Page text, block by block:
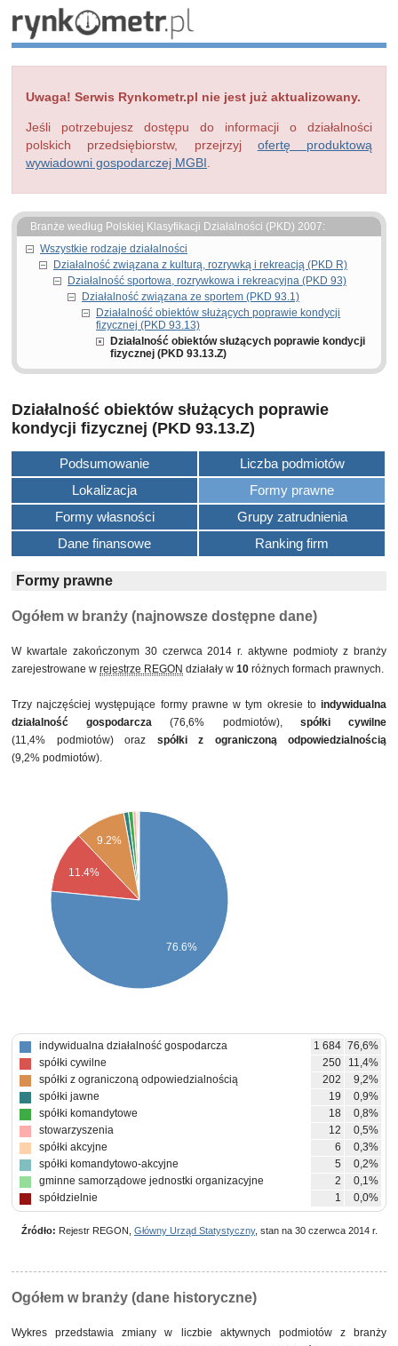
Uwaga! Serwis Rynkometr.pl nie jest już aktualizowany.
Jeśli potrzebujesz dostępu do informacji o działalności
polskich przedsiębiorstw, przejrzyj ofertę produktową
wywiadowni gospodarczej MGBI
Branże według Polskiej Klasyfikacji Działalności (PKD) 2007:
Wszystkie rodzaje działalności
Działalność związana z kulturą, rozrywką i rekreacją (PKD R)
Działalność sportowa, rozrywkowa i rekreacyjna (PKD 93)
Działalność związana ze sportem (PKD 93.1)
Działalność obiektów służących poprawie kondycji
fizycznej (PKD 93.13)
Działalność obiektów służących poprawie kondycji
fizycznej (PKD 93.13.Z)
Działalność obiektów służących poprawie
kondycji fizycznej (PKD 93.13.Z)
Podsumowanie
Liczba podmiotów
Lokalizacja
Formy prawne
Formy własności
Grupy zatrudnienia
Dane finansowe
Ranking firm
Formy prawne
Ogółem w branży (najnowsze dostępne dane)
W kwartale zakończonym 30 czerwca 2014 r. aktywne podmioty z branży
zarejestrowane w rejestrze REGON działały w 10 różnych formach prawnych.
Trzy najczęściej występujące formy prawne w tym okresie to indywidualna
działalność gospodarcza (76,6% podmiotów), spółki cywilne
(11,4% podmiotów) oraz spółki z ograniczoną odpowiedzialnością
(9,2% podmiotów).
9.2%
11.4%
76.6%
indywidualna działalność gospodarcza 1 684 76,6%
spółki cywilne
250
11,4%
spółki z ograniczoną odpowiedzialnością
202
9,2%
spółki jawne
19
0,9%
spółki komandytowe
18
0,8%
stowarzyszenia
12
0,5%
spółki akcyjne
6
0,3%
spółki komandytowo-akcyjne
5
0,2%
gminne samorządowe jednostki organizacyjne
2
0,1%
spółdzielnie
1 0,0%
Źródło: Rejestr REGON, Główny Urząd Statystyczny, stan na 30 czerwca 2014 r.
Ogółem w branży (dane historyczne)
Wykres przedstawia zmiany w liczbie aktywnych podmiotów z branży